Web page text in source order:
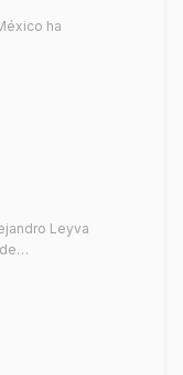
ha
Leyva
de…